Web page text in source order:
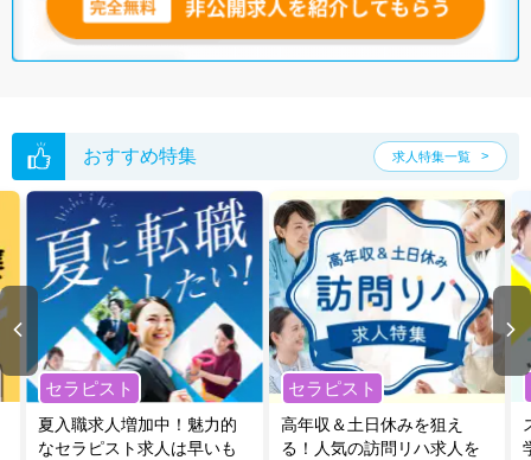
無料転職支援サービス
にお申し込みいただくと、ご希望条件をヒアリン
グした上で求人をご提案いたします。
ご希望条件がまだ定まっていない方は人気の希望条件をピックアップし
い。
おすすめ特集 求人特集一覧
セラピスト
夏入職求人増加中！魅力的
なセラピスト求人は早いも
セラピスト
高年収＆土日休みを狙え
る！人気の訪問リハ求人を